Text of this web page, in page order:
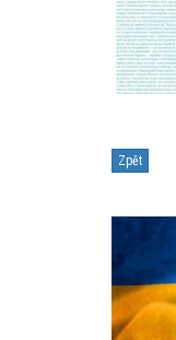
Zpět